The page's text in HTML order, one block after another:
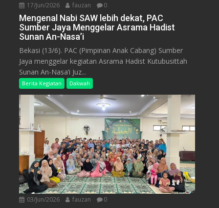
17/Jun/2026 fauzan 0
Mengenal Nabi SAW lebih dekat, PAC
Sumber Jaya Menggelar Asrama Hadist
Sunan An-Nasa’i
Bekasi (13/6). PAC (Pimpinan Anak Cabang) Sumber
Jaya menggelar kegiatan Asrama Hadist Kutubusittah
Sunan An-Nasa’i Juz...
Berita Kegiatan Dakwah
03/Jun/2026 fauzan 0